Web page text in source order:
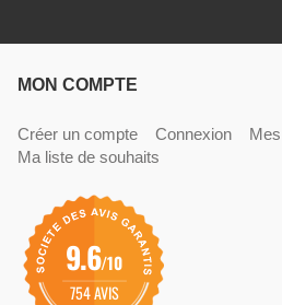
MON COMPTE
Créer un compte Connexion
Ma liste de souhaits
9.6/10
754 AVIS